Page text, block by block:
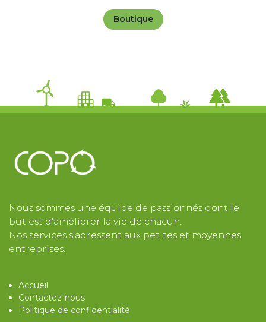
Boutique
Nous sommes une équipe de passionnés dont le
but est d'améliorer la vie de chacun.
Nos services s'adressent aux petites et moyennes
entreprises.
Acc​ueil
Contactez-nous
Politique d​e confidentialité